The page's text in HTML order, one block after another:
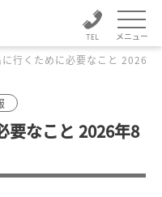
メニュー
行くために必要なこと 2026年
要なこと 2026年8